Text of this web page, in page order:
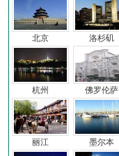
北京
杭州
丽江
洛杉矶
佛罗伦萨
墨尔本